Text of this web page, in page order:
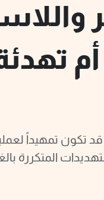
تكون تمهيداً
المتكررة